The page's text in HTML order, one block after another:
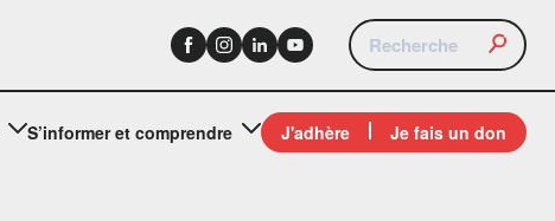
S’informer et comprendre J'adhère Je fais un don